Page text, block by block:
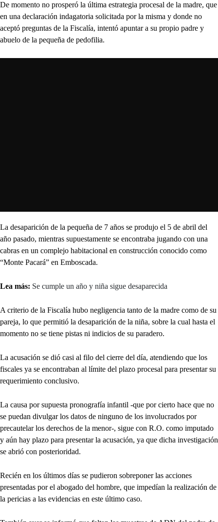
De momento no prosperó la última estrategia procesal de la madre, que
en una declaración indagatoria solicitada por la misma y donde no
aceptó preguntas de la Fiscalía, intentó apuntar a su propio padre y
abuelo de la pequeña de pedofilia.
La desaparición de la pequeña de 7 años se produjo el 5 de abril del
año pasado, mientras supuestamente se encontraba jugando con una
cabras en un complejo habitacional en construcción conocido como
“Monte Pacará” en Emboscada.
Lea más: Se cumple un año y niña sigue desaparecida
A criterio de la Fiscalía hubo negligencia tanto de la madre como de su
pareja, lo que permitió la desaparición de la niña, sobre la cual hasta el
momento no se tiene pistas ni indicios de su paradero.
La acusación se dió casi al filo del cierre del día, atendiendo que los
fiscales ya se encontraban al límite del plazo procesal para presentar su
requerimiento conclusivo.
La causa por supuesta pronografía infantil -que por cierto hace que no
se puedan divulgar los datos de ninguno de los involucrados por
precautelar los derechos de la menor-, sigue con R.O. como imputado
y aún hay plazo para presentar la acusación, ya que dicha investigación
se abrió con posterioridad.
Recién en los últimos días se pudieron sobreponer las acciones
presentadas por el abogado del hombre, que impedían la realización de
la pericias a las evidencias en este último caso.